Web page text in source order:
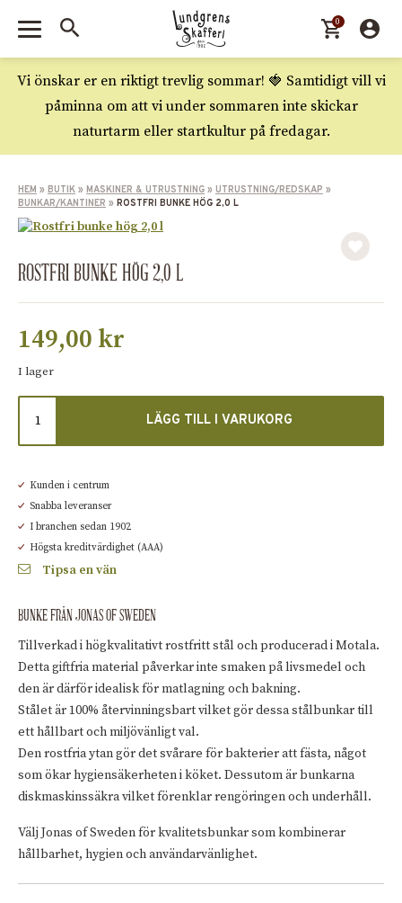
0
Vi önskar er en riktigt trevlig sommar! 🍓 Samtidigt vill vi
påminna om att vi under sommaren inte skickar
naturtarm eller startkultur på fredagar.
HEM » BUTIK » MASKINER & UTRUSTNING » UTRUSTNING/REDSKAP »
BUNKAR/KANTINER » ROSTFRI BUNKE HÖG 2,0 L
ROSTFRI BUNKE HÖG 2,0 L
149,00 kr
I lager
LÄGG TILL I VARUKORG
Kunden i centrum
Snabba leveranser
I branchen sedan 1902
Högsta kreditvärdighet (AAA)
Tipsa en vän
BUNKE FRÅN JONAS OF SWEDEN
Tillverkad i högkvalitativt rostfritt stål och producerad i Motala.
Detta giftfria material påverkar inte smaken på livsmedel och
den är därför idealisk för matlagning och bakning.
Stålet är 100% återvinningsbart vilket gör dessa stålbunkar till
ett hållbart och miljövänligt val.
Den rostfria ytan gör det svårare för bakterier att fästa, något
som ökar hygiensäkerheten i köket. Dessutom är bunkarna
diskmaskinssäkra vilket förenklar rengöringen och underhåll.
Välj Jonas of Sweden för kvalitetsbunkar som kombinerar
hållbarhet, hygien och användarvänlighet.